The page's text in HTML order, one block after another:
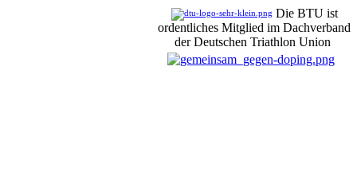
Die BTU ist
ordentliches Mitglied im Dachverband
der Deutschen Triathlon Union